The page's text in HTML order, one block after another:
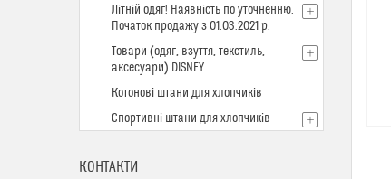
Літній одяг! Наявність по уточненню.
Початок продажу з 01.03.2021 р.
Товари (одяг, взуття, текстиль,
аксесуари) DISNEY
Котонові штани для хлопчиків
Спортивні штани для хлопчиків
КОНТАКТИ